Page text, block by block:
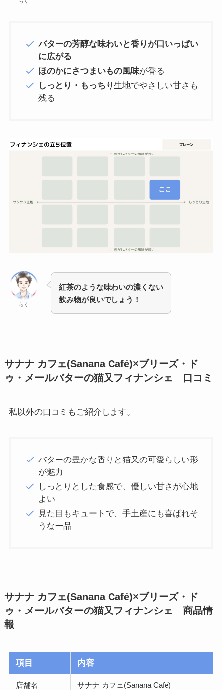
らく
バターの芳醇な味わいと香りが口いっぱい
に広がる
ほのかにさつまいもの風味が香る
しっとり・もっちり生地でやさしい甘さも
残る
らく
紅茶のような味わいの濃くない
飲み物が良いでしょう！
サナナ カフェ(Sanana Café)×ブリーズ・ド
ゥ・メールバターの猫又フィナンシェ 口コミ
私以外の口コミもご紹介します。
バターの豊かな香りと猫又の可愛らしい形
が魅力
しっとりとした食感で、優しい甘さが心地
よい
見た目もキュートで、手土産にも喜ばれそ
うな一品
サナナ カフェ(Sanana Café)×ブリーズ・ド
ゥ・メールバターの猫又フィナンシェ 商品情
報
項目 内容
店舗名 サナナ カフェ(Sanana Café)